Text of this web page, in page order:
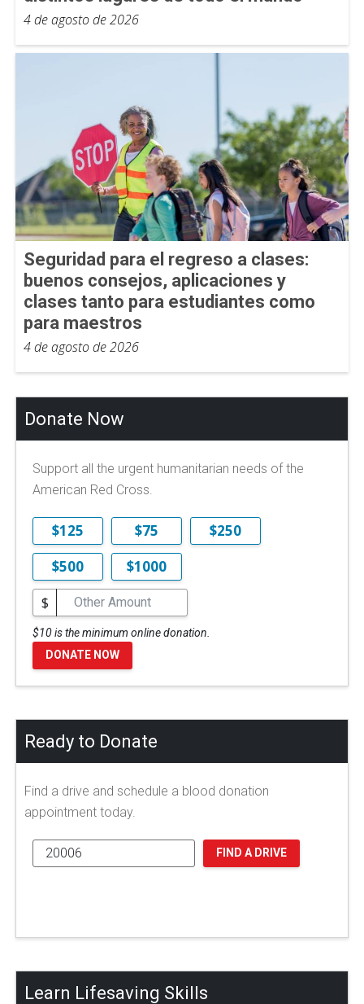
4 de agosto de 2026
Seguridad para el regreso a clases:
buenos consejos, aplicaciones y
clases tanto para estudiantes como
para maestros
4 de agosto de 2026
Donate Now
Support all the urgent humanitarian needs of the
American Red Cross.
$125 $75
$250
$500
$1000
$
$10 is the minimum online donation.
DONATE NOW
Ready to Donate
Find a drive and schedule a blood donation
appointment today.
FIND A DRIVE
Learn Lifesaving Skills